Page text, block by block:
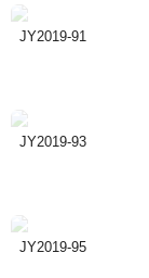
JY2019-91
JY2019-93
JY2019-95